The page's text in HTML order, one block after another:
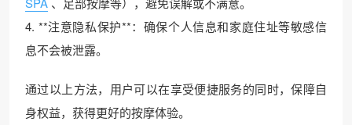
4. **注意隐私保护**：确保个人信息和家庭住址等敏感信
息不会被泄露。
通过以上方法，用户可以在享受便捷服务的同时，保障自
身权益，获得更好的按摩体验。